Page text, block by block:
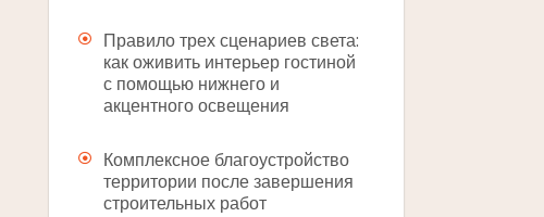
Правило трех сценариев света:
как оживить интерьер гостиной
с помощью нижнего и
акцентного освещения
Комплексное благоустройство
территории после завершения
строительных работ